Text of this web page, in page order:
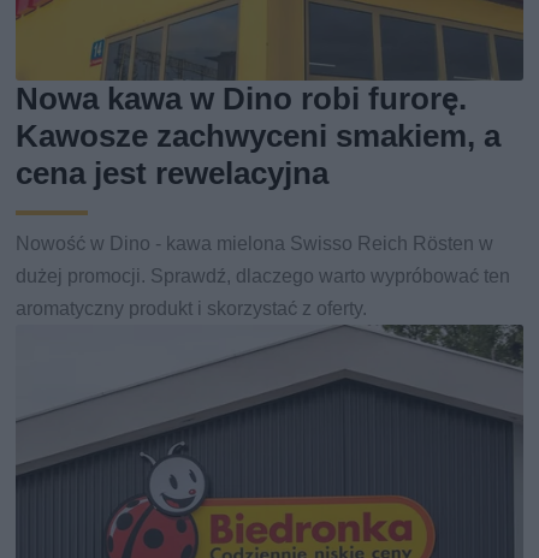
Nowa kawa w Dino robi furorę.
Kawosze zachwyceni smakiem, a
cena jest rewelacyjna
Nowość w Dino - kawa mielona Swisso Reich Rösten w
dużej promocji. Sprawdź, dlaczego warto wypróbować ten
aromatyczny produkt i skorzystać z oferty.